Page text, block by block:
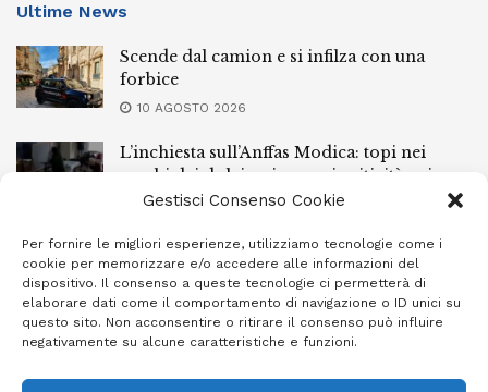
Gestisci Consenso Cookie
Per fornire le migliori esperienze, utilizziamo tecnologie come i
cookie per memorizzare e/o accedere alle informazioni del
dispositivo. Il consenso a queste tecnologie ci permetterà di
elaborare dati come il comportamento di navigazione o ID unici su
questo sito. Non acconsentire o ritirare il consenso può influire
negativamente su alcune caratteristiche e funzioni.
Ultime News
Scende dal camion e si infilza con una
forbice
10 AGOSTO 2026
L’inchiesta sull’Anffas Modica: topi nei
sacchi dei dolciumi e gravi criticità nei
locali
Scontro dopo l’alba sulla Sp 15: due feriti,
uno in prognosi riservata
10 AGOSTO 2026